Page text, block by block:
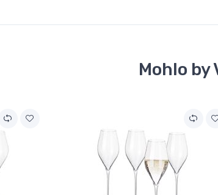
Mohlo by